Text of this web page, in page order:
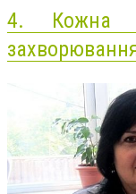
4. Кожна
захворювання